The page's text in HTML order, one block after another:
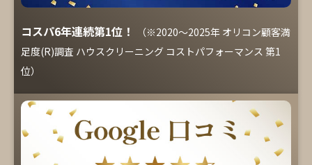
コスパ6年連続第1位！
（※2020～2025年 オリコン顧客満
足度(R)調査 ハウスクリーニング コストパフォーマンス 第1
位）